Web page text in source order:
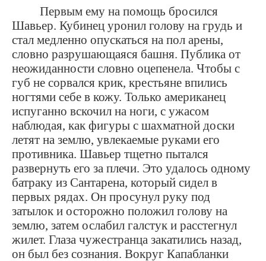
Первым ему на помощь бросился
Шавьер. Кубинец уронил голову на грудь и
стал медленно опускаться на пол арены,
словно разрушающаяся башня. Публика от
неожиданности словно оцепенела. Чтобы с
губ не сорвался крик, крестьяне впились
ногтями себе в кожу. Только американец
испуганно вскочил на ноги, с ужасом
наблюдая, как фигуры с шахматной доски
летят на землю, увлекаемые руками его
противника. Шавьер тщетно пытался
развернуть его за плечи. Это удалось одному
батраку из Сантарена, который сидел в
первых рядах. Он просунул руку под
затылок и осторожно положил голову на
землю, затем ослабил галстук и расстегнул
жилет. Глаза чужестранца закатились назад,
он был без сознания. Вокруг Капабланки